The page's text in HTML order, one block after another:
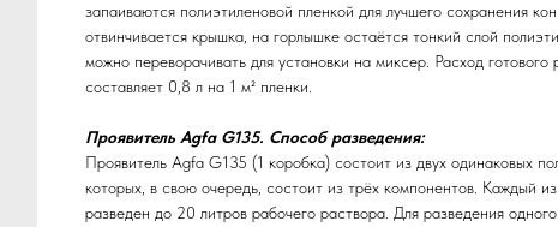
запаиваются полиэтиленовой пленкой для лучшего сохранения
отвинчивается крышка, на горлышке остаётся тонкий слой
можно переворачивать для установки на миксер. Расход готового
составляет 0,8 л на 1 м² пленки.
Проявитель Agfa G135. Способ разведения:
Проявитель Agfa G135 (1 коробка) состоит из двух одинаковых
которых, в свою очередь, состоит из трёх компонентов. Каждый
разведен до 20 литров рабочего раствора. Для разведения